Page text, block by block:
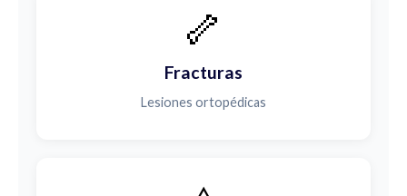
🦴
Fracturas
Lesiones ortopédicas